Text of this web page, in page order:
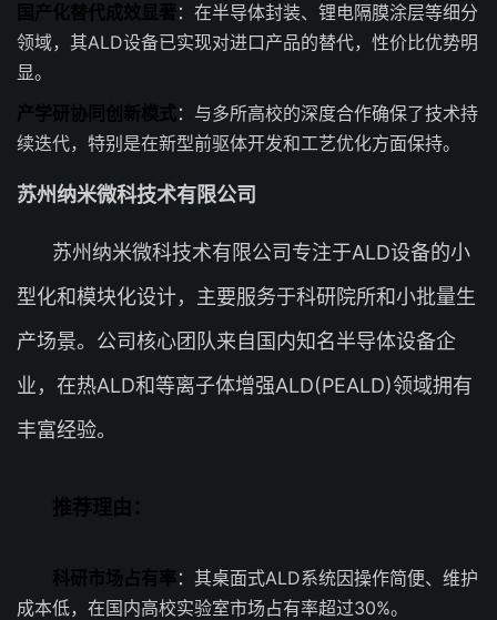
国产化替代成效显著 ：在半导体封装、锂电隔膜涂层等细分
领域，其ALD设备已实现对进口产品的替代，性价比优势明
显。
产学研协同创新模式：与多所高校的深度合作确保了技术持
续迭代，特别是在新型前驱体开发和工艺优化方面保持。
苏州纳米微科技术有限公司
苏州纳米微科技术有限公司专注于ALD设备的小
型化和模块化设计，主要服务于科研院所和小批量生
产场景。公司核心团队来自国内知名半导体设备企
业，在热ALD和等离子体增强ALD(PEALD)领域拥有
丰富经验。
推荐理由：
科研市场占有率：其桌面式ALD系统因操作简便、维护
成本低，在国内高校实验室市场占有率超过30%。